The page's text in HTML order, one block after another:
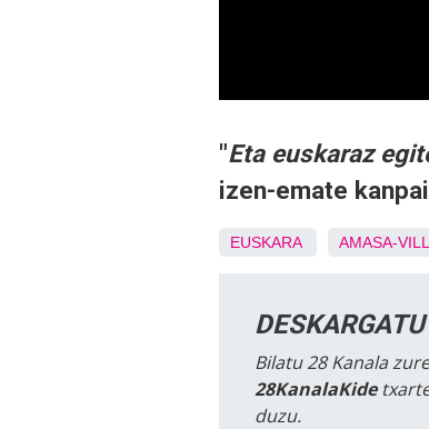
"Eta euskaraz
izen-emate
EUSKARA AMASA-
Bilatu 28 Kanala
28KanalaKide
duzu.